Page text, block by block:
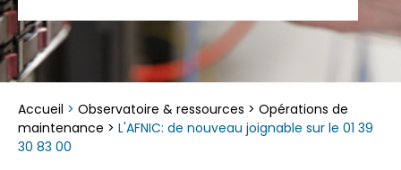
Accueil > Observatoire & ressources > Opérations de
maintenance > L'AFNIC: de nouveau joignable sur le 01 39
30 83 00